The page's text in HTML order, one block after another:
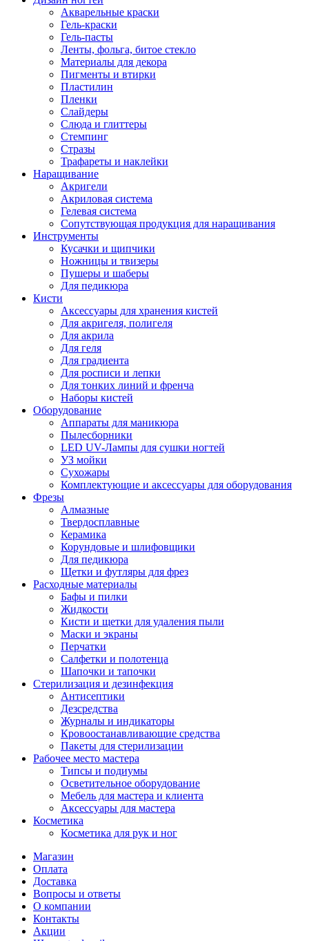
Акварельные краски
Гель-краски
Гель-пасты
Ленты, фольга, битое стекло
Материалы для декора
Пигменты и втирки
Пластилин
Пленки
Слайдеры
Слюда и глиттеры
Стемпинг
Стразы
Трафареты и наклейки
Наращивание
Акригели
Акриловая система
Гелевая система
Сопутствующая продукция для наращивания
Инструменты
Кусачки и щипчики
Ножницы и твизеры
Пушеры и шаберы
Для педикюра
Кисти
Аксессуары для хранения кистей
Для акригеля, полигеля
Для акрила
Для геля
Для градиента
Для росписи и лепки
Для тонких линий и френча
Наборы кистей
Оборудование
Аппараты для маникюра
Пылесборники
LED UV-Лампы для сушки ногтей
УЗ мойки
Сухожары
Комплектующие и аксессуары для оборудования
Фрезы
Алмазные
Твердосплавные
Керамика
Корундовые и шлифовщики
Для педикюра
Щетки и футляры для фрез
Расходные материалы
Бафы и пилки
Жидкости
Кисти и щетки для удаления пыли
Маски и экраны
Перчатки
Салфетки и полотенца
Шапочки и тапочки
Стерилизация и дезинфекция
Антисептики
Дезсредства
Журналы и индикаторы
Кровоостанавливающие средства
Пакеты для стерилизации
Рабочее место мастера
Типсы и подиумы
Осветительное оборудование
Мебель для мастера и клиента
Аксессуары для мастера
Косметика
Косметика для рук и ног
Магазин
Оплата
Доставка
Вопросы и ответы
О компании
Контакты
Акции